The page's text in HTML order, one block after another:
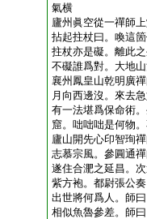
氣横
廬州眞空從一禪師
拈起拄杖曰。喚這
拄杖亦是礙。離此
不礙誰爲對。大地
襄州鳳皇山乾明廣
月向西邊沒。來去
有一法堪爲保命術
窟。咄咄咄是何物
廬山開先心印智珣
志慕宗風。參圓通
遂住合淝之延昌。
紫方袍。都尉張公
出世將何爲人。師
相似魚魯參差。師